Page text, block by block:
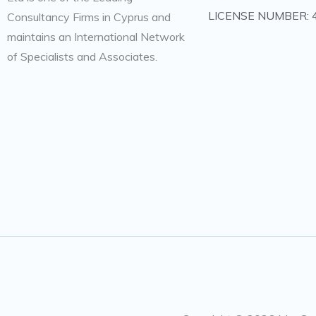
Consultancy Firms in Cyprus and
maintains an International Network
of Specialists and Associates.
LICENSE NUMBER: